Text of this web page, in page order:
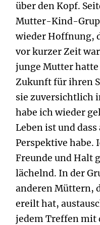
über den Kopf.
Mutter-Kind-
wieder Hoffnung,
vor kurzer Zeit
junge Mutter hatte
Zukunft für ihren
sie zuversichtlich
habe ich wieder
Leben ist und
Perspektive habe.
Freunde und Halt
lächelnd. In der
anderen Müttern,
ereilt hat,
jedem Treffen mit